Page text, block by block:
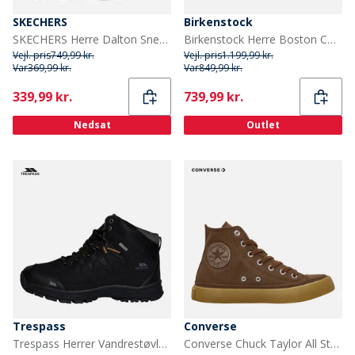
SKECHERS
SKECHERS Herre Dalton Sneakers Natural
Vejl. pris749,99 kr.
Var369,99 kr.
Current
339,99 kr.
Nedsat
Birkenstock
Birkenstock Herre Boston Corduroy Klipklapper Midnight
Vejl. pris1.199,99 kr.
Var849,99 kr.
Current
739,99 kr.
Outlet
Trespass
Trespass Herrer Vandrestøvler Sort
Converse
Converse Chuck Taylor All Star Hi Sko Grounded/Grounded/Gum